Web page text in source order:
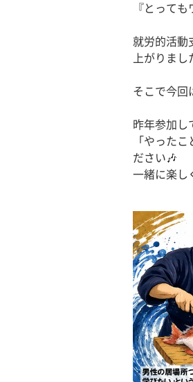
『とって
就労的活動
上がりまし
そこで今回
昨年参加し
「やった
ださい🎶
一緒に楽し